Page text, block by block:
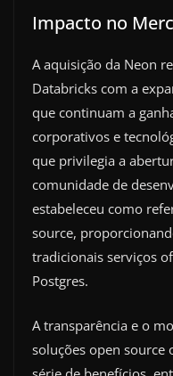
Impacto no
A aquisição da Neon
Databricks com a
que continuam a
corporativos e
que privilegia a
comunidade de
estabeleceu como
source,
tradicionais serviços
Postgres.
A transparência e o
soluções open source